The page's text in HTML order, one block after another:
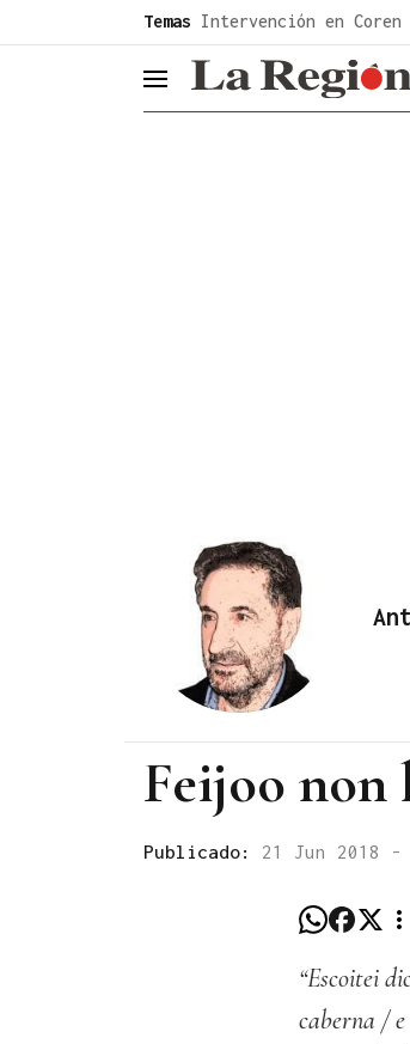
Temas Intervención en Coren
header.menu.open
Feijoo non
Publicado: 21 Jun 2018 -
“Escoitei
caberna /